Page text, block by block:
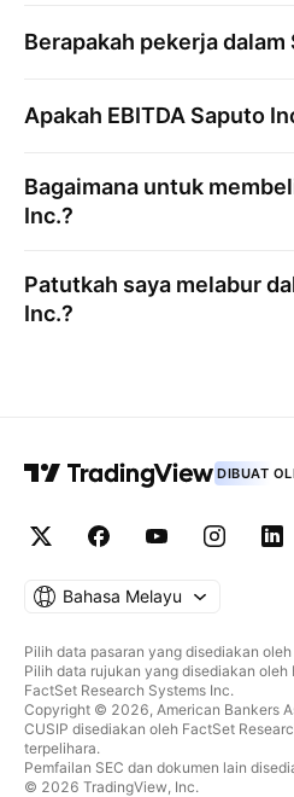
Berapakah pekerja dalam
Apakah EBITDA Saputo
Bagaimana untuk
Inc.?
Patutkah saya melabur
Inc.?
DIBUAT
Bahasa Melayu
Pilih data pasaran yang disediakan oleh
Pilih data rujukan yang disediakan
FactSet Research Systems Inc.
Copyright © 2026, American Bankers
CUSIP disediakan oleh FactSet
terpelihara.
Pemfailan SEC dan dokumen lain
© 2026 TradingView, Inc.